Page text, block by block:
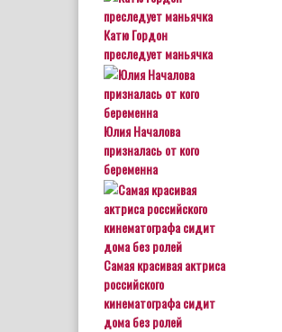
Катю Гордон
преследует маньячка
Юлия Началова
призналась от кого
беременна
Самая красивая актриса
российского
кинематографа сидит
дома без ролей